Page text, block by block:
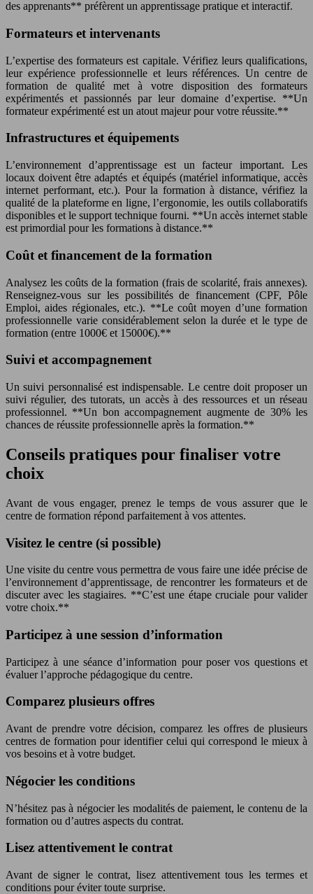
des apprenants** préfèrent un apprentissage pratique et interactif.
Formateurs et intervenants
L’expertise des formateurs est capitale. Vérifiez leurs qualifications,
leur expérience professionnelle et leurs références. Un centre de
formation de qualité met à votre disposition des formateurs
expérimentés et passionnés par leur domaine d’expertise. **Un
formateur expérimenté est un atout majeur pour votre réussite.**
Infrastructures et équipements
L’environnement d’apprentissage est un facteur important. Les
locaux doivent être adaptés et équipés (matériel informatique, accès
internet performant, etc.). Pour la formation à distance, vérifiez la
qualité de la plateforme en ligne, l’ergonomie, les outils collaboratifs
disponibles et le support technique fourni. **Un accès internet stable
est primordial pour les formations à distance.**
Coût et financement de la formation
Analysez les coûts de la formation (frais de scolarité, frais annexes).
Renseignez-vous sur les possibilités de financement (CPF, Pôle
Emploi, aides régionales, etc.). **Le coût moyen d’une formation
professionnelle varie considérablement selon la durée et le type de
formation (entre 1000€ et 15000€).**
Suivi et accompagnement
Un suivi personnalisé est indispensable. Le centre doit proposer un
suivi régulier, des tutorats, un accès à des ressources et un réseau
professionnel. **Un bon accompagnement augmente de 30% les
chances de réussite professionnelle après la formation.**
Conseils pratiques pour finaliser votre
choix
Avant de vous engager, prenez le temps de vous assurer que le
centre de formation répond parfaitement à vos attentes.
Visitez le centre (si possible)
Une visite du centre vous permettra de vous faire une idée précise de
l’environnement d’apprentissage, de rencontrer les formateurs et de
discuter avec les stagiaires. **C’est une étape cruciale pour valider
votre choix.**
Participez à une session d’information
Participez à une séance d’information pour poser vos questions et
évaluer l’approche pédagogique du centre.
Comparez plusieurs offres
Avant de prendre votre décision, comparez les offres de plusieurs
centres de formation pour identifier celui qui correspond le mieux à
vos besoins et à votre budget.
Négocier les conditions
N’hésitez pas à négocier les modalités de paiement, le contenu de la
formation ou d’autres aspects du contrat.
Lisez attentivement le contrat
Avant de signer le contrat, lisez attentivement tous les termes et
conditions pour éviter toute surprise.